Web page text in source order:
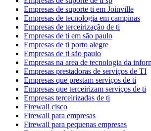
Empresas de suporte ti em Joinville
Empresas de tecnologia em campinas
Empresas de terceirização de ti
Empresas de ti em são paulo
Empresas de ti porto alegre
Empresas de ti são paulo
Empresas na area de tecnologia da
Empresas prestadoras de serviços de TI
Empresas que prestam serviços de ti
Empresas que terceirizam serviços de ti
Empresas terceirizadas de ti
Firewall cisco
Firewall para empresas
Firewall para pequenas empresas